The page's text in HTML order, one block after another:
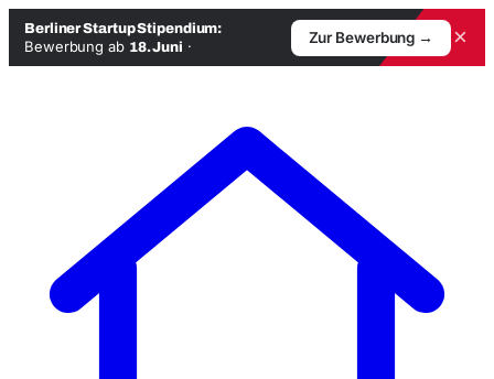
Berliner Startup Stipendium:
Bewerbung ab 18. Juni ·
Zur Bewerbung → ×